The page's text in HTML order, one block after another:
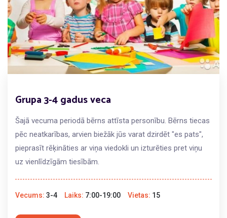
Grupa 3-4 gadus veca
Šajā vecuma periodā bērns attīsta personību. Bērns tiecas
pēc neatkarības, arvien biežāk jūs varat dzirdēt "es pats",
pieprasīt rēķināties ar viņa viedokli un izturēties pret viņu
uz vienlīdzīgām tiesībām.
Vecums: 3-4 Laiks: 7:00-19:00 Vietas: 15